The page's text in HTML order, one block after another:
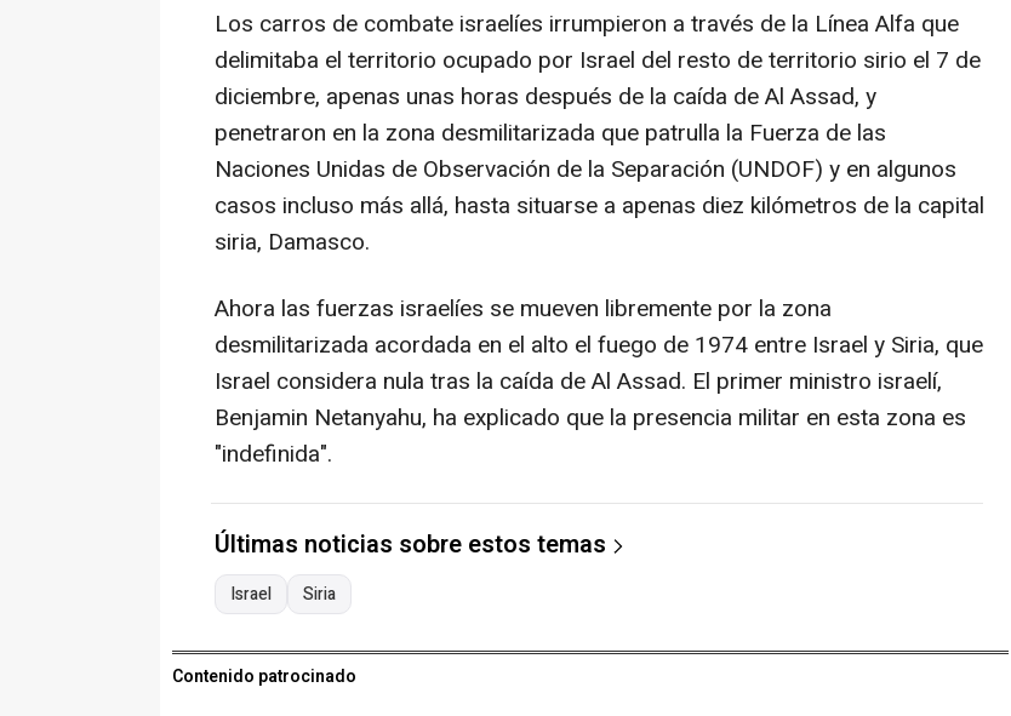
Los carros de combate israelíes irrumpieron a través de la Línea Alfa que
delimitaba el territorio ocupado por Israel del resto de territorio sirio el 7 de
diciembre, apenas unas horas después de la caída de Al Assad, y
penetraron en la zona desmilitarizada que patrulla la Fuerza de las
Naciones Unidas de Observación de la Separación (UNDOF) y en algunos
casos incluso más allá, hasta situarse a apenas diez kilómetros de la capital
siria, Damasco.
Ahora las fuerzas israelíes se mueven libremente por la zona
desmilitarizada acordada en el alto el fuego de 1974 entre Israel y Siria, que
Israel considera nula tras la caída de Al Assad. El primer ministro israelí,
Benjamin Netanyahu, ha explicado que la presencia militar en esta zona es
"indefinida".
Últimas noticias sobre estos temas
Israel Siria
Contenido patrocinado